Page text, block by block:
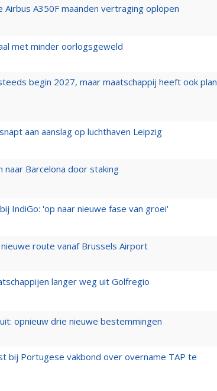
A350F maanden vertraging oplopen
met minder oorlogsgeweld
begin 2027, maar maatschappij heeft ook plan
aan aanslag op luchthaven Leipzig
naar Barcelona door staking
IndiGo: 'op naar nieuwe fase van groei'
route vanaf Brussels Airport
langer weg uit Golfregio
opnieuw drie nieuwe bestemmingen
bij Portugese vakbond over overname TAP te